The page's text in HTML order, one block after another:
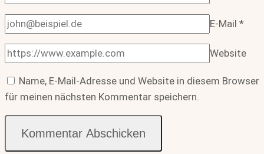
E-Mail *
Website
Name, E-Mail-Adresse und Website in diesem Browser
für meinen nächsten Kommentar speichern.